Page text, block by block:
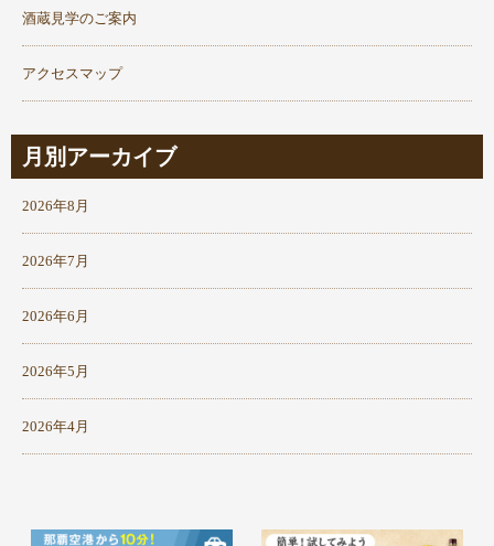
酒蔵見学のご案内
アクセスマップ
月別アーカイブ
2026年8月
2026年7月
2026年6月
2026年5月
2026年4月